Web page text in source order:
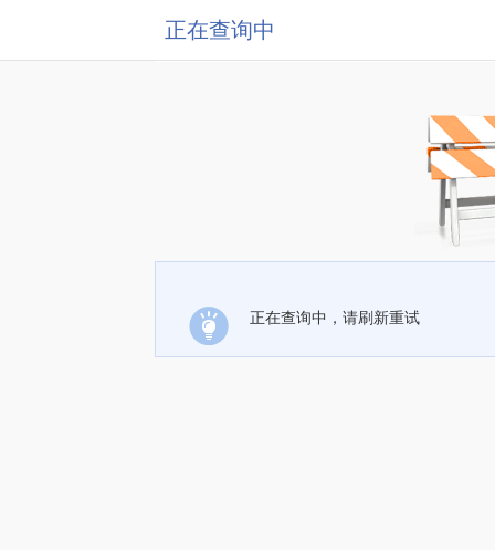
正在查询中
正在查询中，请刷新重试